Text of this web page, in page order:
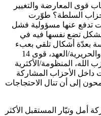
قوى المعارضة والتغيير
أحزاب السلطة؟ طوّرت
تدفع عنها مسؤولية فشل
بشكل تضع نفسها فيه في
بعدّة أشكال تلقي بعبء
المسؤولية على جهة ما، قوى الطائف والحريرية/العهد، قوى 14
حزب الله، المنظومة/الأكثرية
داخل الأحزاب المشاركة
إلى أن تنال الاحتجاجات
أمل وتيّار المستقبل الأكثر